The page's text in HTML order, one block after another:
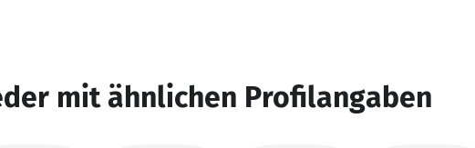
mit ähnlichen Profilangaben